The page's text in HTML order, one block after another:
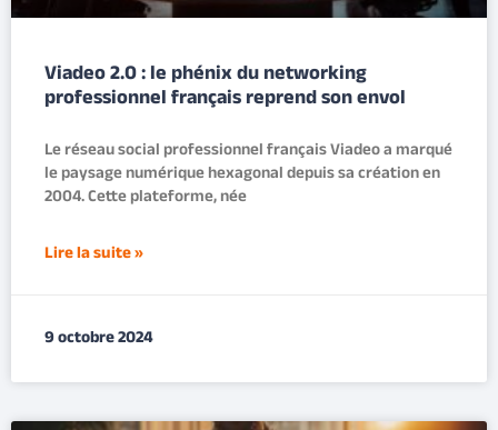
Viadeo 2.0 : le phénix du networking
professionnel français reprend son envol
Le réseau social professionnel français Viadeo a marqué
le paysage numérique hexagonal depuis sa création en
2004. Cette plateforme, née
Lire la suite »
9 octobre 2024